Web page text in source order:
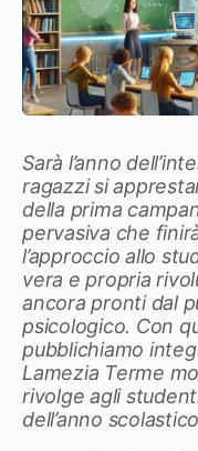
Sarà l’anno
ragazzi si
della prima
pervasiva che
l’approccio allo
vera e propria
ancora pronti dal
psicologico. Con
pubblichiamo
Lamezia Terme
rivolge agli
dell’anno